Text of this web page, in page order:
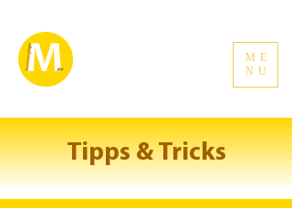
ME
NU
Tipps & Tricks